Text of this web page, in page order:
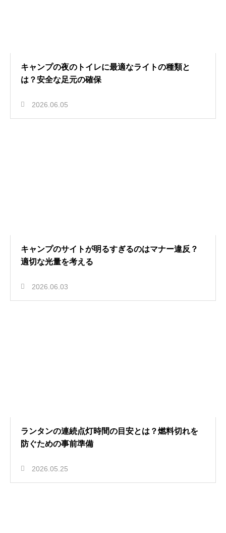
キャンプの夜のトイレに最適なライトの種類と
は？安全な足元の確保
2026.06.05
キャンプのサイトが明るすぎるのはマナー違反？
適切な光量を考える
2026.06.03
ランタンの連続点灯時間の目安とは？燃料切れを
防ぐための事前準備
2026.05.25